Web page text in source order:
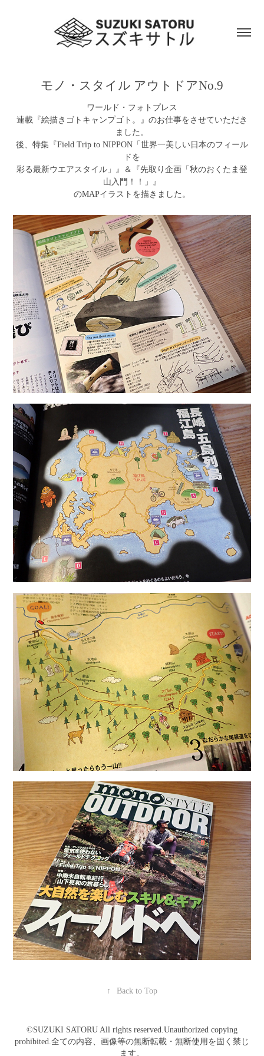
モノ・スタイル アウトドアNo.9
ワールド・フォトプレス
連載『絵描きゴトキャンプゴト。』のお仕事をさせていただき
ました。
後、特集『Field Trip to NIPPON「世界一美しい日本のフィール
ドを
彩る最新ウエアスタイル」』＆『先取り企画「秋のおくたま登
山入門！！」』
のMAPイラストを描きました。
↑ Back to Top
©️SUZUKI SATORU All rights reserved.Unauthorized copying
prohibited.全ての内容、画像等の無断転載・無断使用を固く禁じ
ます。